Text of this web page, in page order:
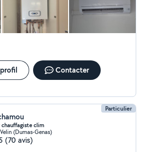
Contacter
Particulier
chauffagiste clim
(Dumas-Genas)
(70 avis)